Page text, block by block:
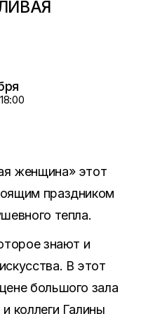
женщина» этот
праздником
тепла.
знают и
В этот
большого зала
коллеги Галины